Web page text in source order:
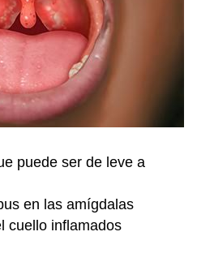
puede ser de leve a
en las amígdalas
cuello inflamados